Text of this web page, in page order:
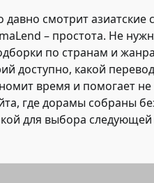
смотрит азиатские
– простота. Не
по странам и
доступно, какой
время и помогает не
где дорамы собраны
для выбора следующей